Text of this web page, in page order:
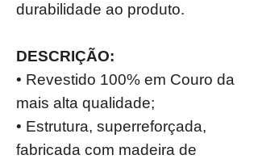
durabilidade ao produto.
DESCRIÇÃO:
• Revestido 100% em Couro da
mais alta qualidade;
• Estrutura, superreforçada,
fabricada com madeira de